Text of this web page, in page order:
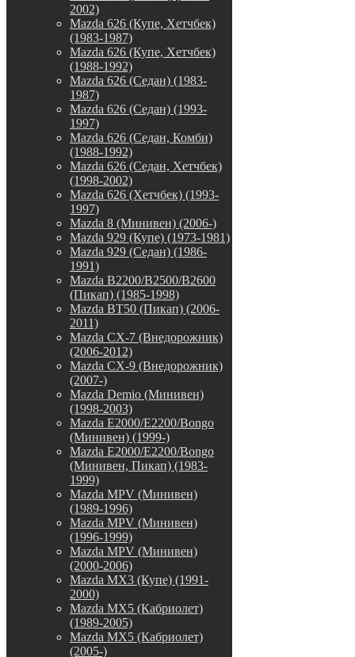
2002)
Mazda 626 (Купе, Хетчбек)
(1983-1987)
Mazda 626 (Купе, Хетчбек)
(1988-1992)
Mazda 626 (Седан) (1983-
1987)
Mazda 626 (Седан) (1993-
1997)
Mazda 626 (Седан, Комби)
(1988-1992)
Mazda 626 (Седан, Хетчбек)
(1998-2002)
Mazda 626 (Хетчбек) (1993-
1997)
Mazda 8 (Минивен) (2006-)
Mazda 929 (Купе) (1973-1981)
Mazda 929 (Седан) (1986-
1991)
Mazda B2200/B2500/B2600
(Пикап) (1985-1998)
Mazda BT50 (Пикап) (2006-
2011)
Mazda CX-7 (Внедорожник)
(2006-2012)
Mazda CX-9 (Внедорожник)
(2007-)
Mazda Demio (Минивен)
(1998-2003)
Mazda E2000/E2200/Bongo
(Минивен) (1999-)
Mazda E2000/E2200/Bongo
(Минивен, Пикап) (1983-
1999)
Mazda MPV (Минивен)
(1989-1996)
Mazda MPV (Минивен)
(1996-1999)
Mazda MPV (Минивен)
(2000-2006)
Mazda MX3 (Купе) (1991-
2000)
Mazda MX5 (Кабриолет)
(1989-2005)
Mazda MX5 (Кабриолет)
(2005-)